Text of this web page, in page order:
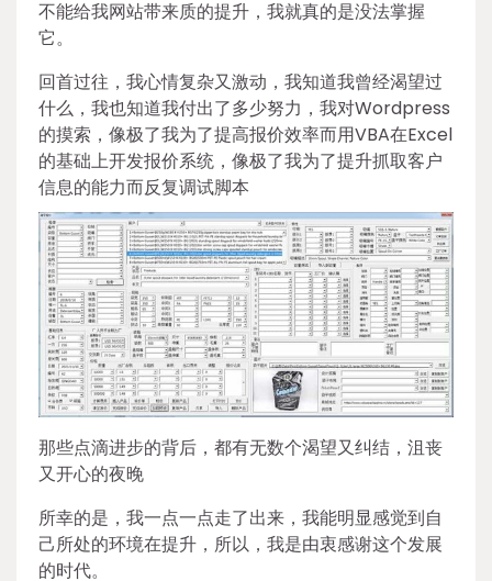
不能给我网站带来质的提升，我就真的是没法掌握
它。
回首过往，我心情复杂又激动，我知道我曾经渴望过
什么，我也知道我付出了多少努力，我对Wordpress
的摸索，像极了我为了提高报价效率而用VBA在Excel
的基础上开发报价系统，像极了我为了提升抓取客户
信息的能力而反复调试脚本
那些点滴进步的背后，都有无数个渴望又纠结，沮丧
又开心的夜晚
所幸的是，我一点一点走了出来，我能明显感觉到自
己所处的环境在提升，所以，我是由衷感谢这个发展
的时代。